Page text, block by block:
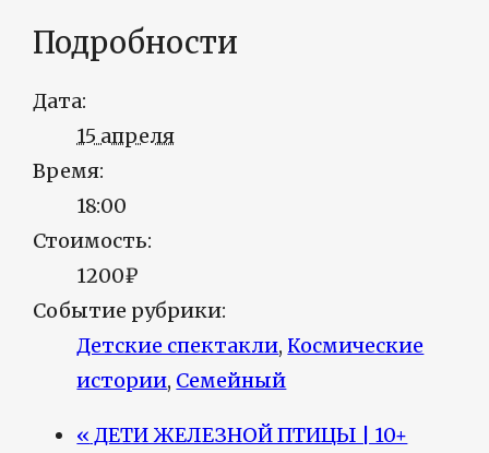
Подробности
Дата:
15 апреля
Время:
18:00
Стоимость:
1200₽
Событие рубрики:
Детские спектакли, Космические
истории, Семейный
« ДЕТИ ЖЕЛЕЗНОЙ ПТИЦЫ | 10+